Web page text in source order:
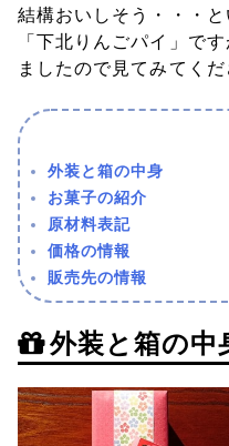
結構おいしそう・・・
「下北りんごパイ」で
ましたので見てみてくだ
外装と箱の中身
お菓子の紹介
原材料表記
価格の情報
販売先の情報
外装と箱の中